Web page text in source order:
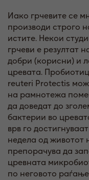
Иако грчевите се
производи строго
истите. Некои
грчеви е резултат
добри (корисни) и
цревата.
reuteri Protectis
на рамнотежа
да доведат до
бактерии во
врв го
недела од животот
препорачува да
цревната
по неговото